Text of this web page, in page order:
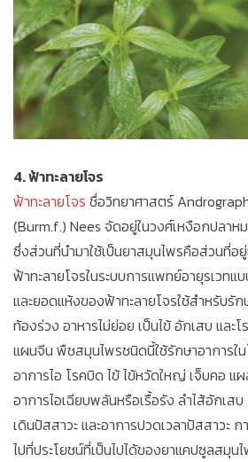
4. ฟ้าทะลายโจร
ฟ้าทะลายโจร ชื่อวิทยาศาสตร์
(Burm.f.) Nees จัดอยู่ในวงศ์เหงือกปลาห
ซึ่งส่วนที่นำมาใช้เป็นยาสมุนไพรคือส่วนที่อ
ฟ้าทะลายโจรในระบบการแพทย์อายุรเวทแ
และยอดแห้งของฟ้าทะลายโจรใช้สำหรับรั
ท้องร่วง อาหารไม่ย่อย เป็นไข้ อักเสบ และ
แผนจีน พืชสมุนไพรชนิดนี้ใช้รักษาอาการใ
อาการไอ โรคบิด ไข้ ไข้หวัดใหญ่ เจ็บคอ แ
อาการไอเฉียบพลันหรือเรื้อรัง ลำไส้อักเส
เดินปัสสาวะ และอาการปวดเวลาปัสสาวะ
ไปที่ประโยชน์ที่เป็นไปได้ของยาแคปซูลสมุน